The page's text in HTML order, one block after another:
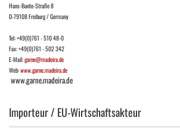
Hans-Bunte-Straße 8
D-79108 Freiburg / Germany
Tel: +49(0)761 - 510 48-0
Fax: +49(0)761 - 502 342
E-Mail:garne@madeira.de
Web:www.garne.madeira.de
www.garne.madeira.de
Importeur / EU-Wirtschaftsakteur